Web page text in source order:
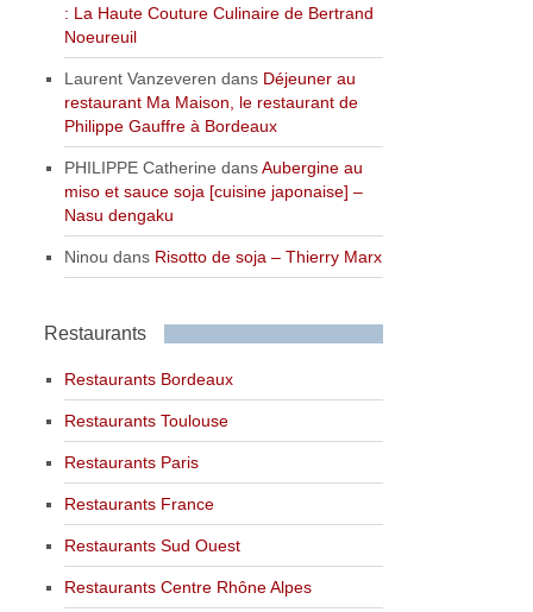
: La Haute Couture Culinaire de Bertrand
Noeureuil
Laurent Vanzeveren dans Déjeuner au
restaurant Ma Maison, le restaurant de
Philippe Gauffre à Bordeaux
PHILIPPE Catherine dansAubergine au
miso et sauce soja [cuisine japonaise] –
Nasu dengaku
Ninou dans Risotto de soja – Thierry Marx
Restaurants
Restaurants Bordeaux
Restaurants Toulouse
Restaurants Paris
Restaurants France
Restaurants Sud Ouest
Restaurants Centre Rhône Alpes